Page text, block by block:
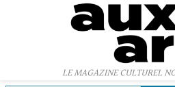
LE MAGAZINE CULTUREL
Panneau de gestion des cookies